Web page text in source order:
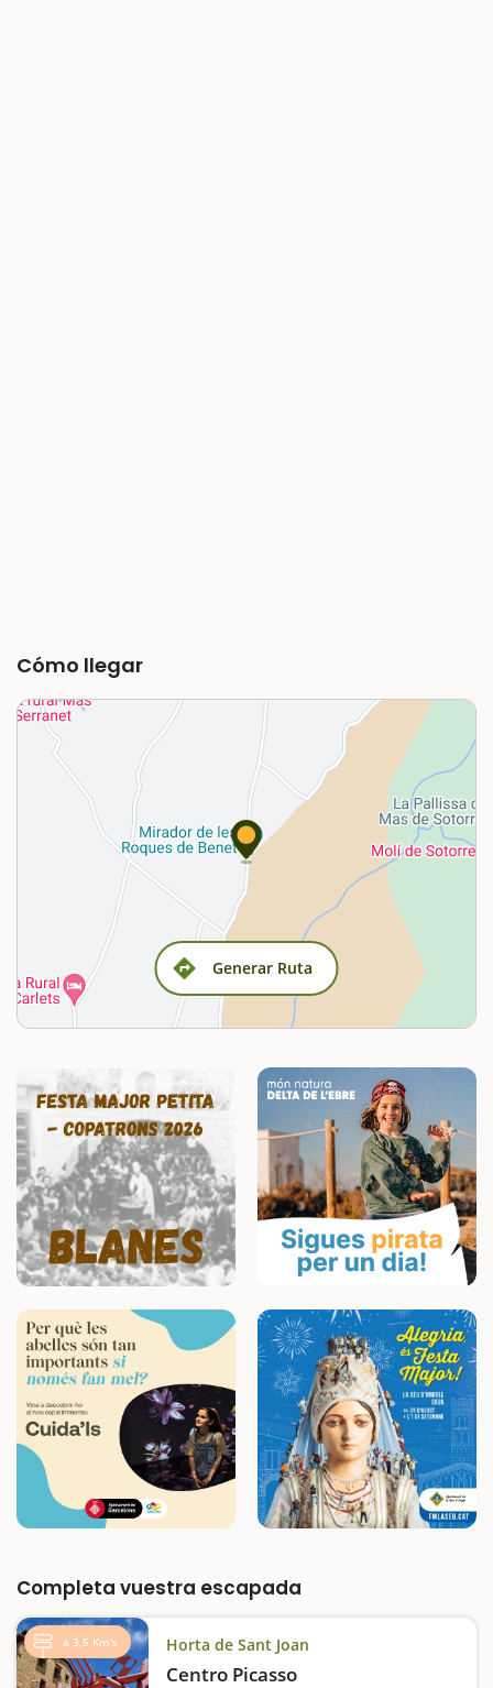
Cómo llegar
Generar Ruta
Completa vuestra escapada
a 3,5 Km's Horta de Sant Joan
Centro Picasso